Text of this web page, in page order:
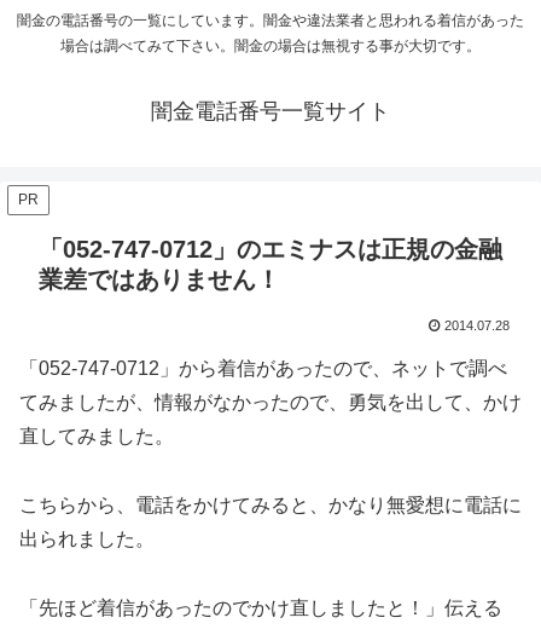
闇金の電話番号の一覧にしています。闇金や違法業者と思われる着信があった
場合は調べてみて下さい。闇金の場合は無視する事が大切です。
闇金電話番号一覧サイト
PR
「052-747-0712」のエミナスは正規の金融
業差ではありません！
2014.07.28
「052-747-0712」から着信があったので、ネットで調べ
てみましたが、情報がなかったので、勇気を出して、かけ
直してみました。
こちらから、電話をかけてみると、かなり無愛想に電話に
出られました。
「先ほど着信があったのでかけ直しましたと！」伝える